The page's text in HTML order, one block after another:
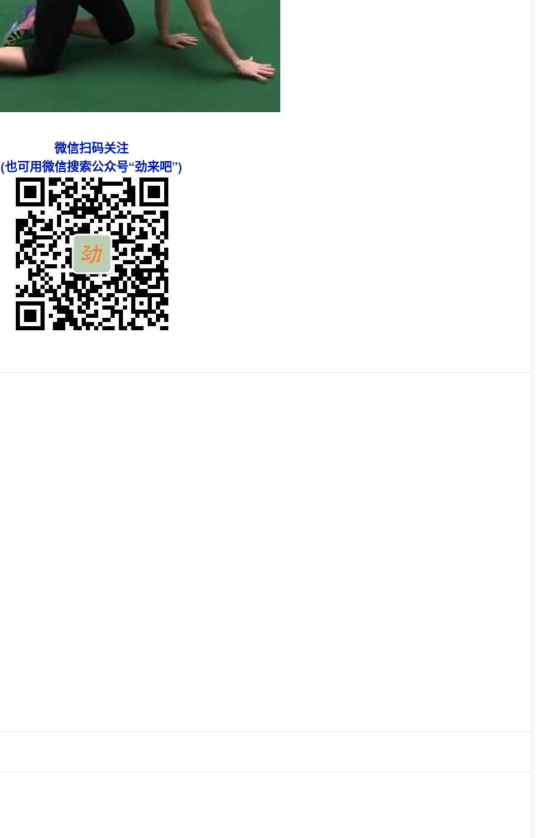
微信扫码关注
(也可用微信搜索公众号“劲来吧”)